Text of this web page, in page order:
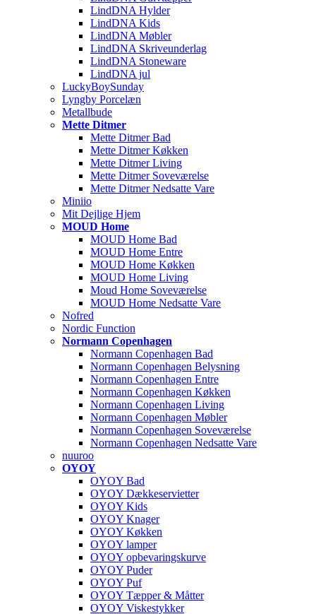
LindDNA Hylder
LindDNA Kids
LindDNA Møbler
LindDNA Skriveunderlag
LindDNA Stoneware
LindDNA jul
LuckyBoySunday
Lyngby Porcelæn
Metallbude
Mette Ditmer
Mette Ditmer Bad
Mette Ditmer Køkken
Mette Ditmer Living
Mette Ditmer Soveværelse
Mette Ditmer Nedsatte Vare
Miniio
Mit Dejlige Hjem
MOUD Home
MOUD Home Bad
MOUD Home Entre
MOUD Home Køkken
MOUD Home Living
Moud Home Soveværelse
MOUD Home Nedsatte Vare
Nofred
Nordic Function
Normann Copenhagen
Normann Copenhagen Bad
Normann Copenhagen Belysning
Normann Copenhagen Entre
Normann Copenhagen Køkken
Normann Copenhagen Living
Normann Copenhagen Møbler
Normann Copenhagen Soveværelse
Normann Copenhagen Nedsatte Vare
nuuroo
OYOY
OYOY Bad
OYOY Dækkeservietter
OYOY Kids
OYOY Knager
OYOY Køkken
OYOY lamper
OYOY opbevaringskurve
OYOY Puder
OYOY Puf
OYOY Tæpper & Måtter
OYOY Viskestykker